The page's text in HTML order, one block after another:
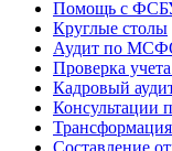
Помощь с
Круглые столы
Аудит по
Проверка
Кадровый
Консультации
Составление